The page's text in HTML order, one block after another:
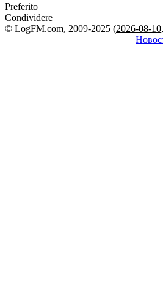
Preferito
Condividere
© LogFM.com, 2009-2025 (2026-08-10,